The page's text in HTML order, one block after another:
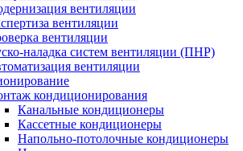
вентиляции
вентиляции
вентиляции
наладка систем вентиляции (ПНР)
вентиляции
кондиционирования
Канальные кондиционеры
Кассетные кондиционеры
Напольно-потолочные кондиционеры